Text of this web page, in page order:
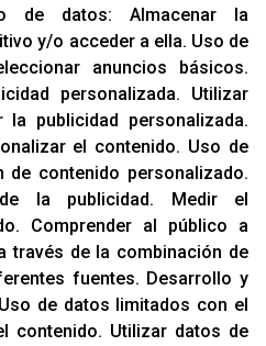
de datos: Almacenar la
y/o acceder a ella. Uso de
anuncios básicos.
personalizada. Utilizar
publicidad personalizada.
el contenido. Uso de
de contenido personalizado.
la publicidad. Medir el
. Comprender al público a
través de la combinación de
fuentes. Desarrollo y
Uso de datos limitados con el
contenido. Utilizar datos de